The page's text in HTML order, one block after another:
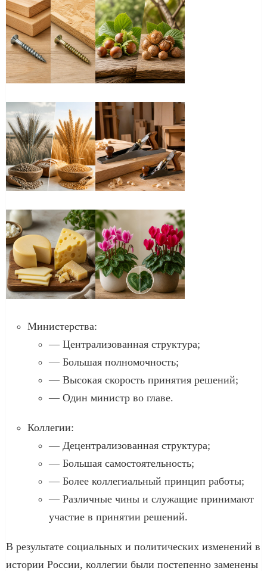
Министерства:
— Централизованная структура;
— Большая полномочность;
— Высокая скорость принятия решений;
— Один министр во главе.
Коллегии:
— Децентрализованная структура;
— Большая самостоятельность;
— Более коллегиальный принцип работы;
— Различные чины и служащие принимают
участие в принятии решений.
В результате социальных и политических изменений в
истории России, коллегии были постепенно заменены